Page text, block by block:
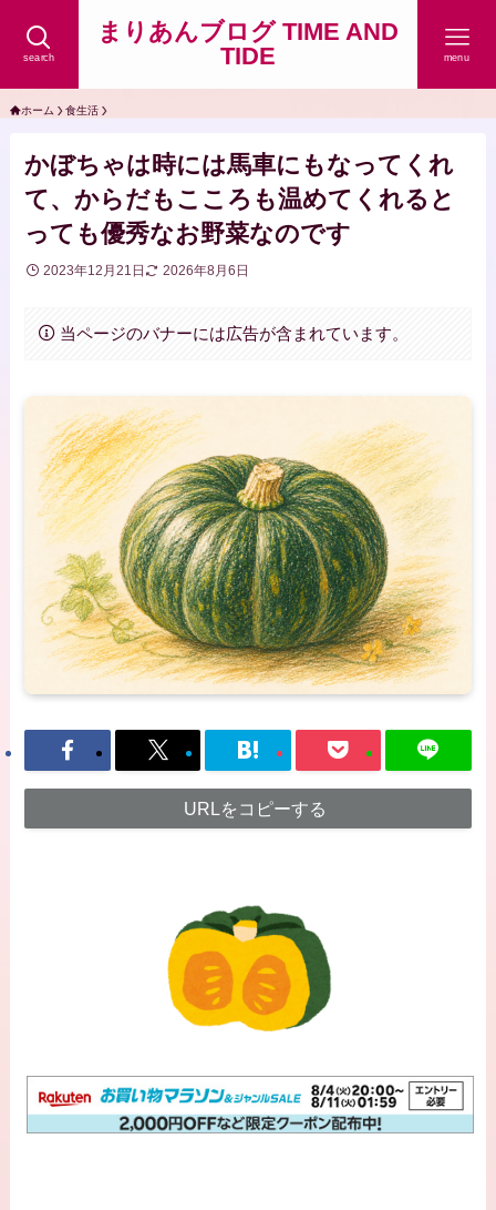
まりあんブログ TIME AND
TIDE
search menu
ホーム 食生活
かぼちゃは時には馬車にもなってくれ
て、からだもこころも温めてくれると
っても優秀なお野菜なのです
2023年12月21日 2026年8月6日
当ページのバナーには広告が含まれています。
URLをコピーする